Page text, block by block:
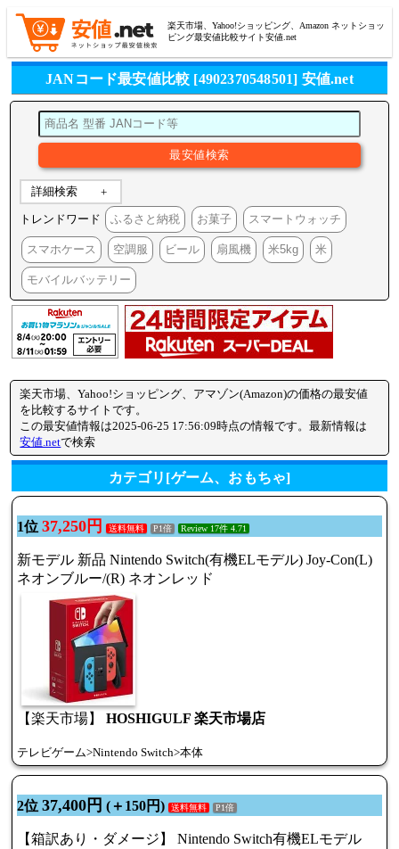
楽天市場、Yahoo!ショッピング、Amazon ネットショッ
ピング最安値比較サイト安値.net
JANコード最安値比較 [4902370548501] 安値.net
詳細検索
トレンドワード ふるさと納税 お菓子 スマートウォッチ
スマホケース 空調服 ビール 扇風機 米5kg 米
モバイルバッテリー
楽天市場、Yahoo!ショッピング、アマゾン(Amazon)の価格の最安値
を比較するサイトです。
この最安値情報は2025-06-25 17:56:09時点の情報です。最新情報は
安値.netで検索
カテゴリ[ゲーム、おもちゃ]
1位 37,250円 送料無料 P1倍 Review 17件 4.71
新モデル 新品 Nintendo Switch(有機ELモデル) Joy-Con(L)
ネオンブルー/(R) ネオンレッド
【楽天市場】 HOSHIGULF 楽天市場店
テレビゲーム>Nintendo Switch>本体
2位 37,400円 (＋150円) 送料無料 P1倍
【箱訳あり・ダメージ】 Nintendo Switch有機ELモデル